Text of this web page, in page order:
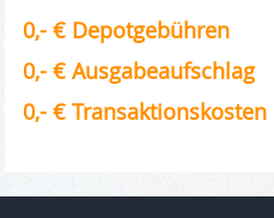
0,- € Depotgebühren
0,- € Ausgabeaufschlag
0,- € Transaktionskosten